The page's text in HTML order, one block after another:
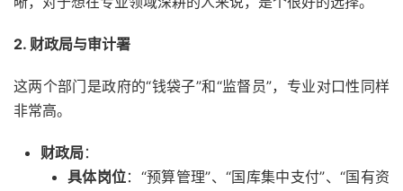
2. 财政局与审计署
这两个部门是政府的“钱袋子”和“监督员”，专业对口性同样
非常高。
财政局：
具体岗位：“预算管理”、“国库集中支付”、“国有资